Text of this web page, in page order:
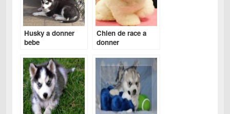
Husky a donner
bebe
Chien de race a
donner